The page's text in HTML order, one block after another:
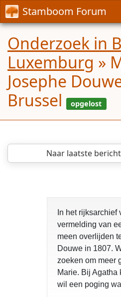
Stamboom Forum
Onderzoek in
Luxemburg »
Josephe
Brussel
Naar laatste bericht
In het rijksarchief
vermelding van
meen overlijden
Douwe in 1807.
zoeken om meer
Marie. Bij Agatha
wil een poging